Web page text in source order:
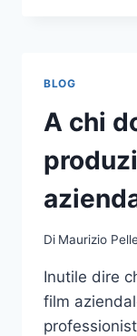
BLOG
A chi
Di Maurizio
Inutile dire
film